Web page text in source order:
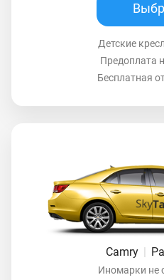
Детские
Предоплата
Бесплатная
Camry
Иномарки не